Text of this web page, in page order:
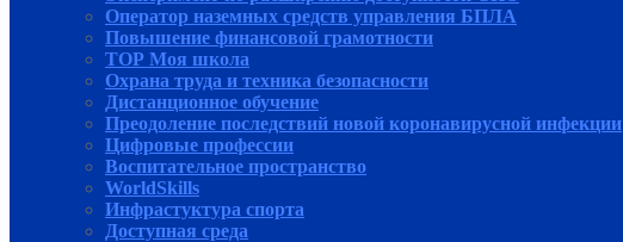
Оператор наземных средств управления БПЛА
Повышение финансовой грамотности
ТОР Моя школа
Охрана труда и техника безопасности
Дистанционное обучение
Преодоление последствий новой коронавирусной инфекции
Цифровые профессии
Воспитательное пространство
WorldSkills
Инфрастуктура спорта
Доступная среда